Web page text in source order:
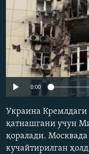
Озодлик бошқа
Айни дамда
0:00
Украина Кремлдаги
қатнашгани учун
қоралади.
кучайтирилган